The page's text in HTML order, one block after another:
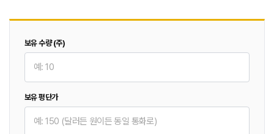
보유 수량 (주)
보유 평단가